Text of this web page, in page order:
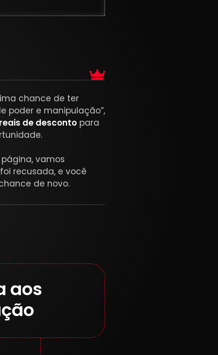
chance de ter
poder e manipulação”,
de desconto para
página, vamos
recusada, e você
de novo.
aos